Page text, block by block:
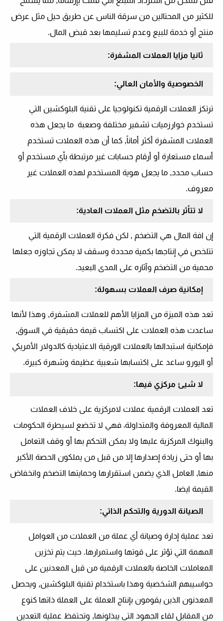
للكثير من المحتالين من سرقة الناس عن طريق حيل مثل عرض
منتج أو خدمة للبيع وعدم تسليمها بعد قبض المال.
ثانيا مزايا العملات المشفرة:
الخصوصية والأمان العالي:
ترتكز العملات الرقمية تكنولوجيا على تقنية البلوكشين التي
تستخدم خوارزميات تشفير مختلفة وصعبة ما يجعل هذه
العملات المشفرة أكثر أماناً, كما أن هذه العملات تستخدم
أسماء مستعارة أو أرقام حسابات غير مرتبطة بأي مستخدم أو
حساب محدد, ما يجعل هوية المستخدم لهذه العملات غير
معروف.
لا تتأثر بالتضخم مثل العملات العادية:
إن افة المال هي التضخم , لكن فكرة العملات الرقمية التي
تتلخص في إنتاجها بكمية محددة وسقف لا يمكن تجاوزه جعلها
محمية من التضخم وآثاره على المدى البعيد.
إمكانية صرف العملات بسهولة:
تعد هذه الميزة من المزايا الأهم للعملات المشفرة, وهذا لأنها
ساعدت هذه العملات على اكتساب قيمة حقيقية في السوق,
فإمكانية استبدالها بالعملات الورقية الاعتيادية كالدولار الأمريكي
أو اليورو ساعد على اكتسابها شعبية عظيمة وشهرة كبيرة.
لا شيئ مركزي فيها:
تعد العملات الرقمية عملات لامركزية على خلاف العملات
المالية المعروفة والمتداولة، فهي لا تخضع لسيطرة الحكومات
والبنوك المركزية عليها ولا يمكن التحكم بها أو وقف التعامل
بها أو حتى زيادة إصدارها إلا من قبل من يملكون الحصة الأكبر
منها, العامل الذي يضمن استقرارها وحمايتها التضخم وانخفاض
القيمة ايضا.
الصيانة الدورية والتحكم الذاتي:
تعد عملية إدارة وصيانة أي عملة من العملات من العوامل
المهمة التي تؤثر على قوتها واستمرارها. حيث يتم تخزين
المعاملات الخاصة بالعملات الرقمية من قبل المعدنين على
حواسيبهم الشخصية وهذا باستخدام تقنية البلوكشين, ويحصل
المعدنون الذين يقومون بإنتاج العملة على العملة ذاتها كنوع
من المقابل لقاء الجهود التي يبذلونها, وتحتفظ عملية التعدين